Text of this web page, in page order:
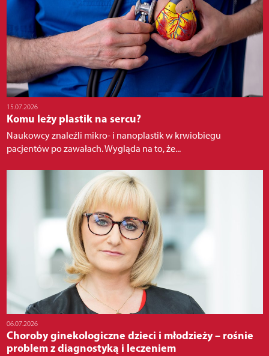
15.07.2026
Komu leży plastik na sercu?
Naukowcy znaleźli mikro- i nanoplastik w krwiobiegu
pacjentów po zawałach. Wygląda na to, że...
06.07.2026
Choroby ginekologiczne dzieci i młodzieży – rośnie
problem z diagnostyką i leczeniem